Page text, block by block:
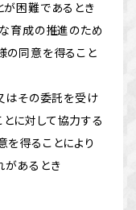
が困難であるとき
育成の推進のため
の同意を得ること
はその委託を受け
に対して協力する
を得ることにより
あるとき